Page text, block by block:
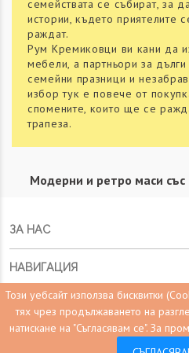
семействата се събират, за
истории, където приятелите
раждат.
Рум Кремиковци ви кани да
мебели, а партньори за
семейни празници и
избор тук е повече от
спомените, които ще се
трапеза.
Модерни и ретро маси със
ЗА НАС
НАВИГАЦИЯ
НАВИГАЦИЯ
Този уебсайт използва бисквитки
тях чрез продължаването на
натискане на "Съгласявам се". За